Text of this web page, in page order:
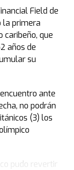
Field de
la primera
caribeño, que
años de
su
ante
no podrán
(3) los
pudo revertir